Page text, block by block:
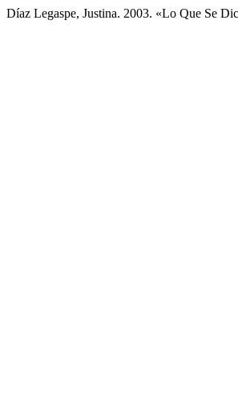
Díaz Legaspe, Justina. 2003. «Lo Que Se